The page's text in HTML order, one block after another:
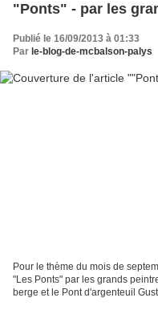
"Ponts" - par les
Publié le 16/09/2013 à 01:33
Par le-blog-de-mcbalson-palys
Pour le thème du mois de
"Les Ponts" par les grands
berge et le Pont d'argenteuil